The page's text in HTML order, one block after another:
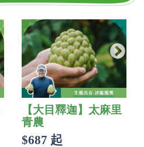
【大目釋迦】太麻里
青農
$687 起